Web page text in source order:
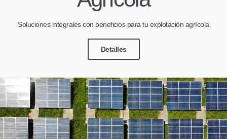
Soluciones integrales con beneficios para tu explotación agrícola
Detalles